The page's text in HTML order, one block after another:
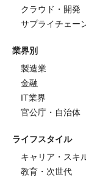
クラウド・開発
サプライチェー
業界別
製造業
金融
IT業界
官公庁・自治体
ライフスタイル
キャリア・スキ
教育・次世代